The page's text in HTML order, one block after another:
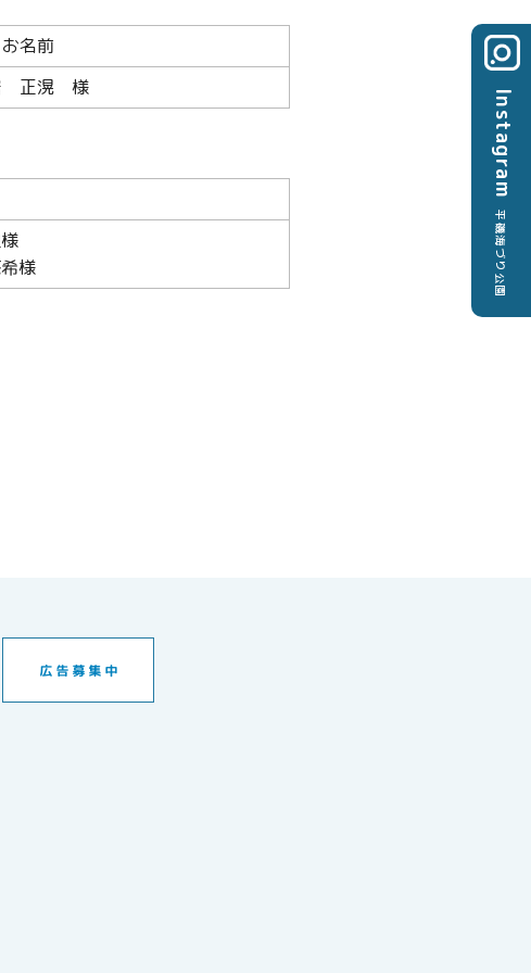
お名前
正滉 様
良平様・合田 仁史様
様
Instagram
平磯海づり公園